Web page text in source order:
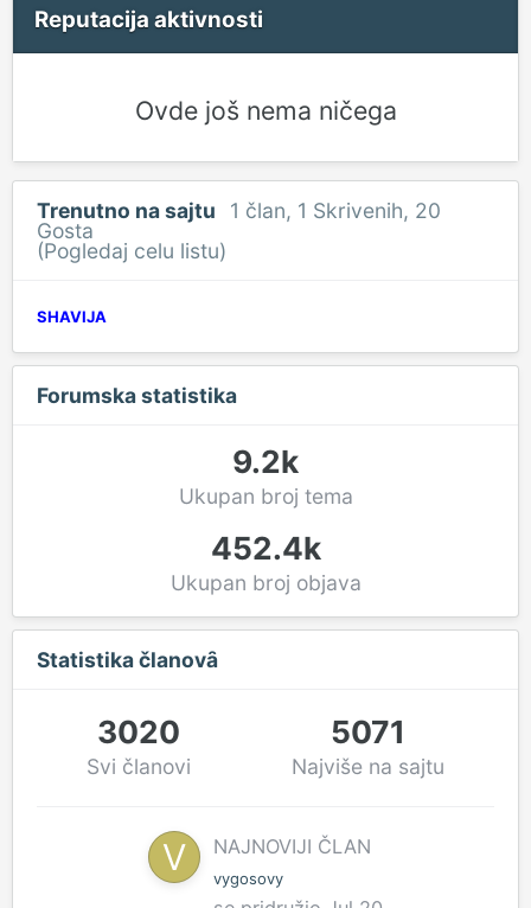
Reputacija aktivnosti
Ovde još nema ničega
Trenutno na sajtu 1 član, 1 Skrivenih, 20
Gosta
(Pogledaj celu listu)
SHAVIJA
Forumska statistika
9.2k
Ukupan broj tema
452.4k
Ukupan broj objava
Statistika članovȃ
3020
Svi članovi
5071
Najviše na sajtu
NAJNOVIJI ČLAN
vygosovy